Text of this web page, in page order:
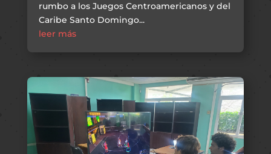
rumbo a los Juegos Centroamericanos y del
Caribe Santo Domingo...
leer más